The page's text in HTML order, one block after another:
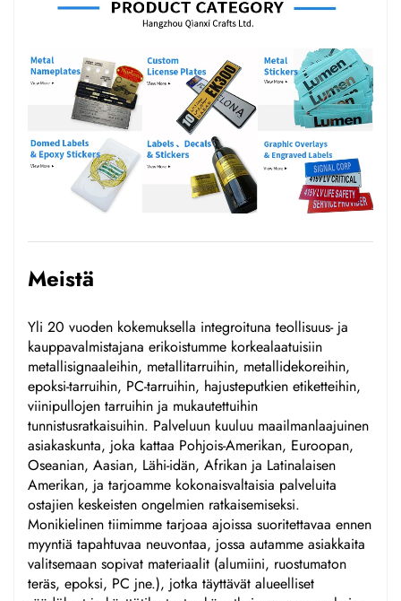
Meistä
Yli 20 vuoden kokemuksella integroituna teollisuus- ja
kauppavalmistajana erikoistumme korkealaatuisiin
metallisignaaleihin, metallitarruihin, metallidekoreihin,
epoksi-tarruihin, PC-tarruihin, hajusteputkien etiketteihin,
viinipullojen tarruihin ja mukautettuihin
tunnistusratkaisuihin. Palveluun kuuluu maailmanlaajuinen
asiakaskunta, joka kattaa Pohjois-Amerikan, Euroopan,
Oseanian, Aasian, Lähi-idän, Afrikan ja Latinalaisen
Amerikan, ja tarjoamme kokonaisvaltaisia palveluita
ostajien keskeisten ongelmien ratkaisemiseksi.
Monikielinen tiimimme tarjoaa ajoissa suoritettavaa ennen
myyntiä tapahtuvaa neuvontaa, jossa autamme asiakkaita
valitsemaan sopivat materiaalit (alumiini, ruostumaton
teräs, epoksi, PC jne.), jotka täyttävät alueelliset